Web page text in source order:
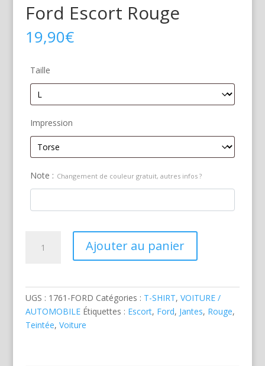
Ford Escort Rouge
19,90€
Taille
Impression
Note : Changement de couleur gratuit, autres infos ?
Ajouter au panier
UGS : 1761-FORD Catégories : T-SHIRT, VOITURE /
AUTOMOBILE Étiquettes : Escort, Ford, Jantes, Rouge,
Teintée, Voiture